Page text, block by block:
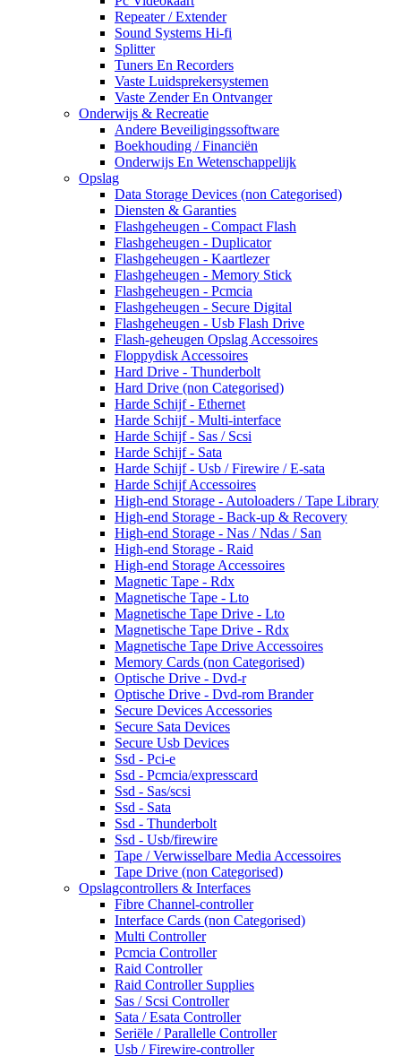
Repeater / Extender
Sound Systems Hi-fi
Splitter
Tuners En Recorders
Vaste Luidsprekersystemen
Vaste Zender En Ontvanger
Onderwijs & Recreatie
Andere Beveiligingssoftware
Boekhouding / Financiën
Onderwijs En Wetenschappelijk
Opslag
Data Storage Devices (non Categorised)
Diensten & Garanties
Flashgeheugen - Compact Flash
Flashgeheugen - Duplicator
Flashgeheugen - Kaartlezer
Flashgeheugen - Memory Stick
Flashgeheugen - Pcmcia
Flashgeheugen - Secure Digital
Flashgeheugen - Usb Flash Drive
Flash-geheugen Opslag Accessoires
Floppydisk Accessoires
Hard Drive - Thunderbolt
Hard Drive (non Categorised)
Harde Schijf - Ethernet
Harde Schijf - Multi-interface
Harde Schijf - Sas / Scsi
Harde Schijf - Sata
Harde Schijf - Usb / Firewire / E-sata
Harde Schijf Accessoires
High-end Storage - Autoloaders / Tape Library
High-end Storage - Back-up & Recovery
High-end Storage - Nas / Ndas / San
High-end Storage - Raid
High-end Storage Accessoires
Magnetic Tape - Rdx
Magnetische Tape - Lto
Magnetische Tape Drive - Lto
Magnetische Tape Drive - Rdx
Magnetische Tape Drive Accessoires
Memory Cards (non Categorised)
Optische Drive - Dvd-r
Optische Drive - Dvd-rom Brander
Secure Devices Accessories
Secure Sata Devices
Secure Usb Devices
Ssd - Pci-e
Ssd - Pcmcia/expresscard
Ssd - Sas/scsi
Ssd - Sata
Ssd - Thunderbolt
Ssd - Usb/firewire
Tape / Verwisselbare Media Accessoires
Tape Drive (non Categorised)
Opslagcontrollers & Interfaces
Fibre Channel-controller
Interface Cards (non Categorised)
Multi Controller
Pcmcia Controller
Raid Controller
Raid Controller Supplies
Sas / Scsi Controller
Sata / Esata Controller
Seriële / Parallelle Controller
Usb / Firewire-controller